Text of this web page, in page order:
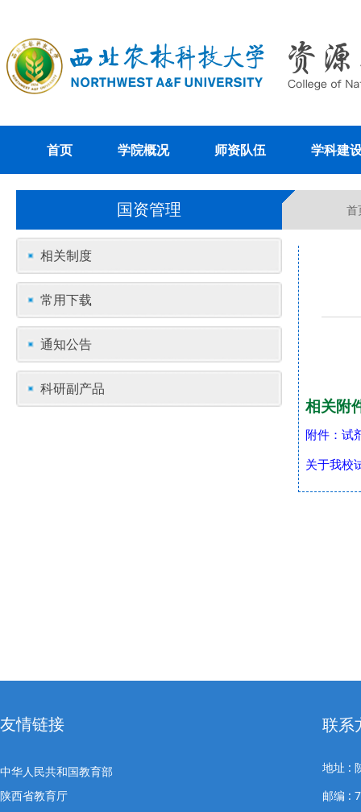
首页 学院概况 师资队伍 学科建
国资管理 首
相关制度
常用下载
通知公告
科研副产品
相关附
附件：试
关于我校
友情链接
中华人民共和国教育部
陕西省教育厅
联系
地址 :
邮编 :